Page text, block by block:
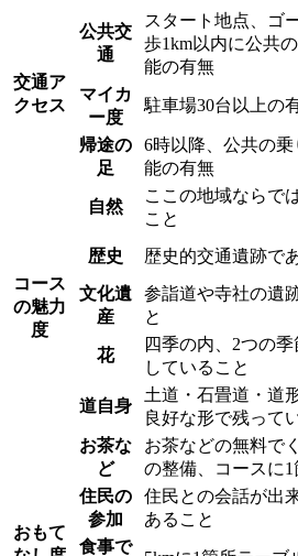
交通ア
クセス
公共交
通
スタート地点、ゴ
歩1km以内に公共
能の有無
マイカ
ー度
駐車場30台以上の
帰途の
足
6時以降、公共の
能の有無
コース
の魅力
度
自然
ここの地域ならで
こと
歴史 歴史的交通遺跡で
文化遺
産
参詣道や寺社の遺
と
花
四季の内、2つの
していること
道自身
土道・石畳道・道
良好な形で残って
おもて
お茶な
ど
お茶などの無料で
の整備、コースに1
住民の
参加
住民との会話が出
あること
食事で